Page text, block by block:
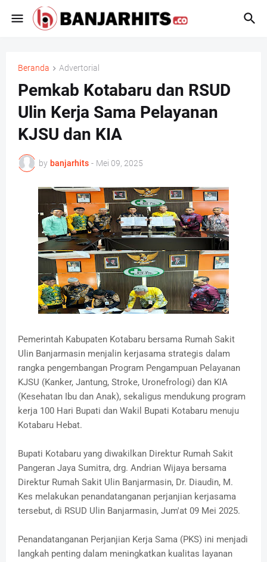
Beranda Advertorial
Pemkab Kotabaru dan RSUD
Ulin Kerja Sama Pelayanan
KJSU dan KIA
by banjarhits - Mei 09, 2025
Pemerintah Kabupaten Kotabaru bersama Rumah Sakit
Ulin Banjarmasin menjalin kerjasama strategis dalam
rangka pengembangan Program Pengampuan Pelayanan
KJSU (Kanker, Jantung, Stroke, Uronefrologi) dan KIA
(Kesehatan Ibu dan Anak), sekaligus mendukung program
kerja 100 Hari Bupati dan Wakil Bupati Kotabaru menuju
Kotabaru Hebat.
Bupati Kotabaru yang diwakilkan Direktur Rumah Sakit
Pangeran Jaya Sumitra, drg. Andrian Wijaya bersama
Direktur Rumah Sakit Ulin Banjarmasin, Dr. Diaudin, M.
Kes melakukan penandatanganan perjanjian kerjasama
tersebut, di RSUD Ulin Banjarmasin, Jum'at 09 Mei 2025.
Penandatanganan Perjanjian Kerja Sama (PKS) ini menjadi
langkah penting dalam meningkatkan kualitas layanan